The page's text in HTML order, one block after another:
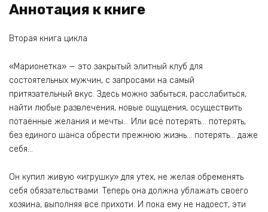
Аннотация к книге
Вторая книга цикла
«Марионетка» — это закрытый элитный клуб для
состоятельных мужчин, с запросами на самый
притязательный вкус. Здесь можно забыться, расслабиться,
найти любые развлечения, новые ощущения, осуществить
потаённые желания и мечты… Или всё потерять… потерять,
без единого шанса обрести прежнюю жизнь… потерять… даже
себя…
Он купил живую «игрушку» для утех, не желая обременять
себя обязательствами. Теперь она должна ублажать своего
хозяина, выполняя все прихоти. И пока ему не надоест, эти